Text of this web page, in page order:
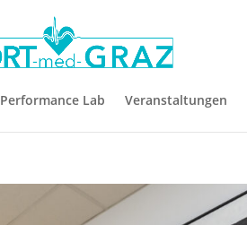
Performance Lab Veranstaltungen